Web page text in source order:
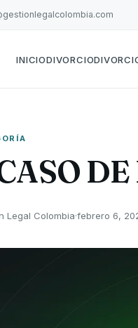
INICIODIVORCIO
Legal Colombia·febrero 6,